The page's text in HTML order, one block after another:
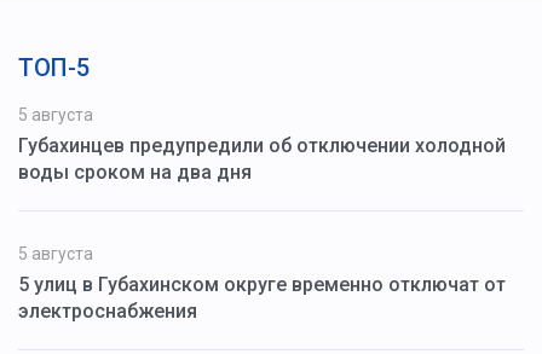
ТОП-5
5 августа
Губахинцев предупредили об отключении холодной
воды сроком на два дня
5 августа
5 улиц в Губахинском округе временно отключат от
электроснабжения